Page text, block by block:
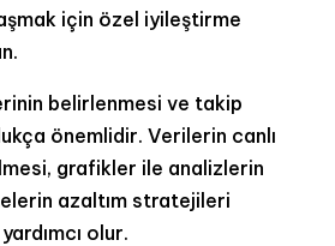
için özel iyileştirme
belirlenmesi ve takip
önemlidir. Verilerin canlı
grafikler ile analizlerin
azaltım stratejileri
olur.